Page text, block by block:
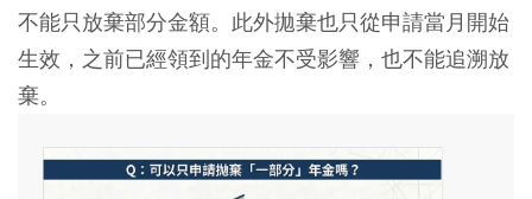
不能只放棄部分金額。此外拋棄也只從申請當月開始
生效，之前已經領到的年金不受影響，也不能追溯放
棄。